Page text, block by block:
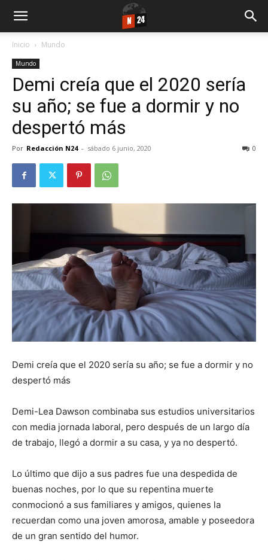
Inicio Mundo
Mundo
Demi creía que el 2020 sería
su año; se fue a dormir y no
despertó más
Por Redacción N24 - sábado 6 junio, 2020 0
Demi creía que el 2020 sería su año; se fue a dormir y no
despertó más
Demi-Lea Dawson combinaba sus estudios universitarios
con media jornada laboral, pero después de un largo día
de trabajo, llegó a dormir a su casa, y ya no despertó.
Lo último que dijo a sus padres fue una despedida de
buenas noches, por lo que su repentina muerte
conmocionó a sus familiares y amigos, quienes la
recuerdan como una joven amorosa, amable y poseedora
de un gran sentido del humor.